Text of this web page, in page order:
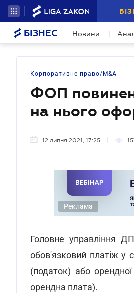
БІЗНЕС Новини
Корпоративне право/M&A
ФОП повинен
на нього
12 липня 2021, 17:25
Реклама
Головне управління
обов'язковий платіж у
(податок) або
орендна плата).